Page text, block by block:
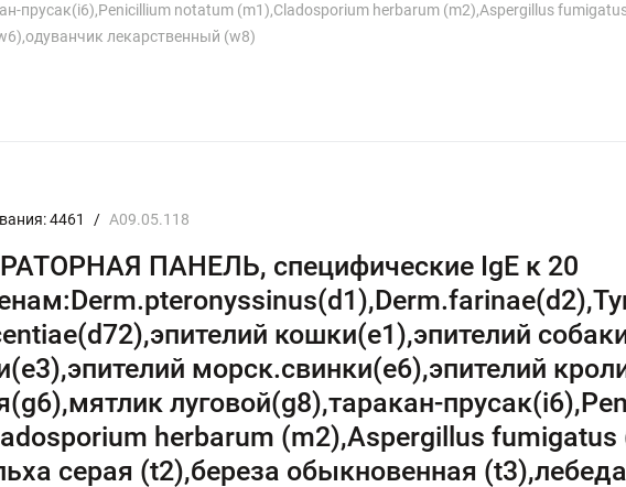
прусак(i6),Penicillium notatum (m1),Cladosporium herbarum (m2),Aspergillus
лекарственный (w8)
4461 / A09.05.118
ПАНЕЛЬ, специфические IgE к 20
кошки(e1),эпителий
морск.свинки(e6),эпителий
луговой(g8),таракан-
herbarum (m2),Aspergillus
серая (t2),береза обыкновенная